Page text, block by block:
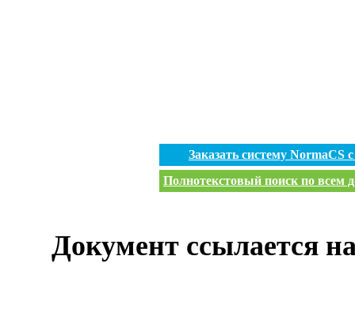
Заказать систему
Полнотекстовый поиск по всем
Документ ссылается